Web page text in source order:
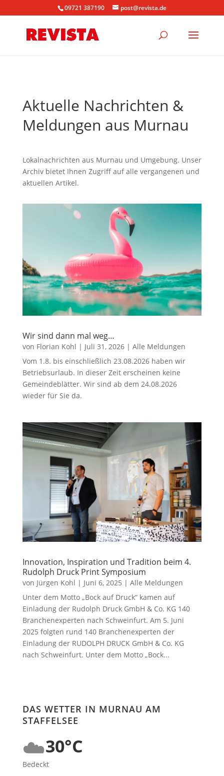
09721 387190 post@revista.de
Aktuelle Nachrichten &
Meldungen aus Murnau
Lokalnachrichten aus Murnau und Umgebung. Unser
Archiv bietet Ihnen Zugriff auf alle vergangenen und
aktuellen Artikel.
Wir sind dann mal weg…
von Florian Kohl | Juli 31, 2026| Alle Meldungen
Vom 1.8. bis einschließlich 23.08.2026 haben wir
Betriebsurlaub. In dieser Zeit erscheinen keine
Gemeindeblätter. Wir sind ab dem 24.08.2026
wieder für Sie da.
Innovation, Inspiration und Tradition beim 4.
Rudolph Druck Print Symposium
von Jürgen Kohl | Juni 6, 2025 | Alle Meldungen
Unter dem Motto „Bock auf Druck“ kamen auf
Einladung der Rudolph Druck GmbH & Co. KG 140
Branchenexperten nach Schweinfurt. Am 5. Juni
2025 folgten rund 140 Branchenexperten der
Einladung der RUDOLPH DRUCK GmbH & Co. KG
nach Schweinfurt. Unter dem Motto „Bock...
DAS WETTER IN MURNAU AM
STAFFELSEE
☁️30°C
Bedeckt